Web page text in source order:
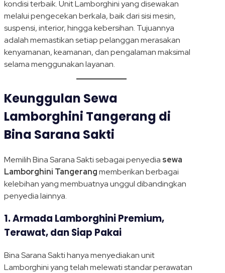
kondisi terbaik. Unit Lamborghini yang disewakan
melalui pengecekan berkala, baik dari sisi mesin,
suspensi, interior, hingga kebersihan. Tujuannya
adalah memastikan setiap pelanggan merasakan
kenyamanan, keamanan, dan pengalaman maksimal
selama menggunakan layanan.
Keunggulan Sewa
Lamborghini Tangerang di
Bina Sarana Sakti
Memilih Bina Sarana Sakti sebagai penyedia sewa
Lamborghini Tangerangmemberikan berbagai
kelebihan yang membuatnya unggul dibandingkan
penyedia lainnya.
1. Armada Lamborghini Premium,
Terawat, dan Siap Pakai
Bina Sarana Sakti hanya menyediakan unit
Lamborghini yang telah melewati standar perawatan